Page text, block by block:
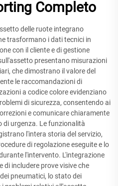
Completo
delle ruote integrano
trasformano i dati tecnici in
con il cliente e di gestione
presentano misurazioni
che dimostrano il valore del
le raccomandazioni di
a codice colore evidenziano
di sicurezza, consentendo ai
e comunicare chiaramente
di urgenza. Le funzionalità
l'intera storia del servizio,
di regolazione eseguite e lo
l'intervento. L'integrazione
includere prove visive che
pneumatici, lo stato dei